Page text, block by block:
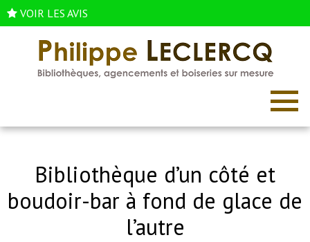
VOIR LES AVIS
Bibliothèque d’un côté et
boudoir-bar à fond de glace de
l’autre